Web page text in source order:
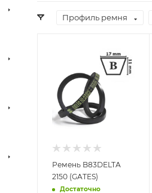
Профиль ремня
Ремень B83DELTA
2150 (GATES)
Достаточно